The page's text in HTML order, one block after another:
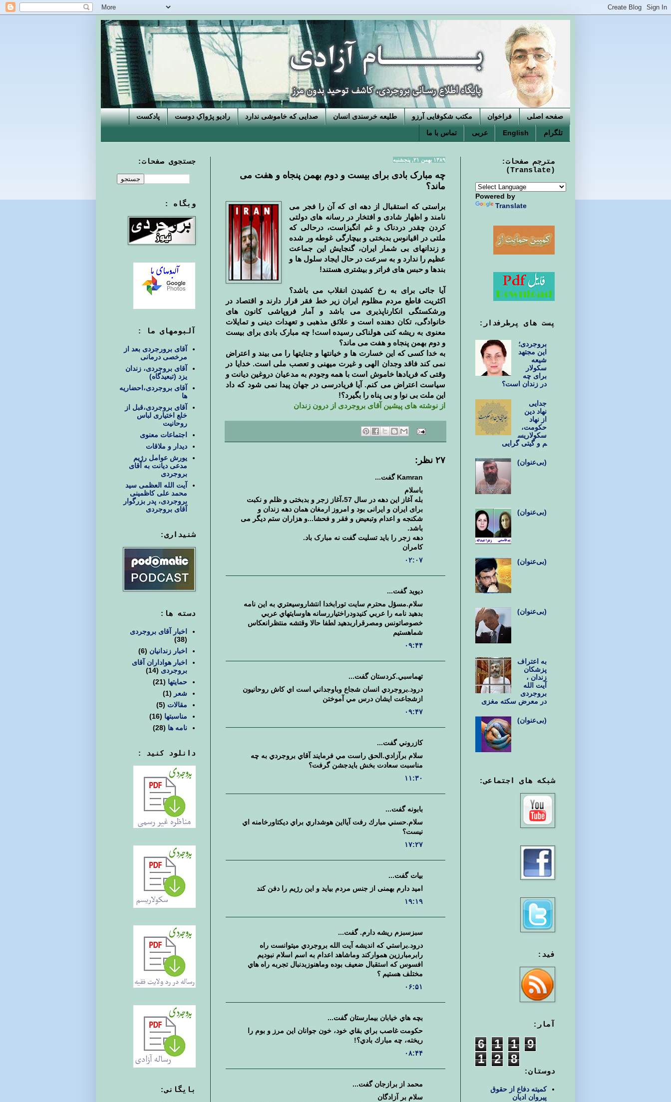
صفحه اصلی فراخوان مکتب شکوفایی آرزو طلیعه خرسندی انسان صدایی که خاموشی ندارد رادیو پژواکِ دوست پادکست
تلگرام English عربی تماس با ما
۱۳۸۹ بهمن ۲۱, پنجشنبه
چه مبارک بادی برای بیست و دوم بهمن پنجاه و هفت می
ماند؟
براستی که استقبال از دهه ای که آن را فجر می
نامند و اظهار شادی و افتخار در رسانه های دولتی
کردن چقدر دردناک و غم انگیزاست، درحالی که
ملتی در اقیانوس بدبختی و بیچارگی غوطه ور شده
و زندانهای بی شمار ایران، گنجایش این جماعت
عظیم را ندارد و به سرعت در حال ایجاد سلول ها و
بندها و حبس های فراتر و بیشتری هستند!
آیا جائی برای به رخ کشیدن انقلاب می باشد؟
اکثریت قاطع مردم مظلوم ایران زیر خط فقر قرار دارند و اقتصاد در
ورشکستگی انکارناپذیری می باشد و آمار فروپاشی کانون های
خانوادگی، تکان دهنده است و علائق مذهبی و تعهدات دینی و تمایلات
معنوی به ریشه کنی هولناکی رسیده است! چه مبارک بادی برای بیست
و دوم بهمن پنجاه و هفت می ماند؟
به خدا کسی که این خسارت ها و خیانتها و جنایتها را می بیند و اعتراض
نمی کند فاقد وجدان الهی و غیرت میهنی و تعصب ملی است. خدایا در
وقتی که فریادها خاموش است با همه وجودم به مدعیان دروغین دیانت و
سیاست اعتراض می کنم. آیا فریادرسی در جهان پیدا نمی شود که داد
این ملت بی نوا و بی پناه را بگیرد؟!
از نوشته های پیشین آقای بروجردی از درون زندان
۲۷ نظر:
Kamran گفت...
باسلام
بله آغاز این دهه در سال 57،آغاز زجر و بدبختی و ظلم و نکبت
برای ایران و ایرانی بود و امروز ارمغان همان دهه زندان و
شکنجه و اعدام وتبعیض و فقر و فحشا...و هزاران ستم دیگر می
باشد.
دهه زجر را باید تسلیت گفت نه مبارک باد.
کامران
۰۲:۰۷
ديويد گفت...
سلام.مسؤل محترم سايت تورابخدا انتشاروسيعتري به اين نامه
بدهيد نامه را عربي كنيدودراختياررسانه هاوسايتهاي عربي
خصوصاتونس ومصرقراربدهيد لطفا حالا وقتشه منتظرانعكاس
شماهستيم
۰۹:۴۴
تهماسبي.كردستان گفت...
درود.بروجردي انسان شجاع وباوجداني است اي كاش روحانيون
ازشجاعت ايشان درس مي آموختن
۰۹:۴۷
كازروني گفت...
سلام برآزادي.الحق راست مي فرمايند آقاي بروجردي به چه
مناسبت سعادت بخش بايدجشن گرفت؟
۱۱:۳۰
بابونه گفت...
سلام.حسني مبارك رفت آيااين هوشداري براي ديكتاورخامنه اي
نيست؟
۱۷:۲۷
بیات گفت...
امید دارم بهمنی از جنس مردم بیاید و این رژیم را دفن کند
۱۹:۱۹
سبزسبزم ريشه دارم. گفت...
درود.براستي كه انديشه آيت الله بروجردي ميتوانست راه
رابرمبارزين همواركند وماشاهد اعدام به اسم اسلام نبوديم
افسوس كه استقبال ضعيف بوده وماهنوزبدنبال تجربه راه هاي
مختلف هستيم ؟
۰۶:۵۱
بچه هاي خيابان بيمارستان گفت...
حكومت غاصب براي بقاي خود، خون جوانان اين مرز و بوم را
ريخته، چه مبارك بادي؟!
۰۸:۴۴
محمد از برازجان گفت...
سلام بر آزادگان
جستجوی صفحات:
وبگاه :
آلبومهای ما :
آقای برورجردی بعد از
مرخصی درمانی
آقای بروجردی، زندان
یزد (تبعیدگاه)
آقای بروجردی،احضاریه
ها
آقای بروجردی،قبل از
خلع اختیاری لباس
روحانیت
اجتماعات معنوی
دیدار و ملاقات
یورش عوامل رژیم
مدعی دیانت به آقای
بروجردی
آیت الله العظمی سید
محمد علی کاظمینی
بروجردی، پدر بزرگوار
آقای بروجردی
شنیداری:
دسته ها:
اخبار آقای بروجردی
(38)
اخبار زندانیان (6)
اخبار هواداران آقای
بروجردی (14)
حمایتها (21)
شعر (1)
مقالات (5)
مناسبتها (16)
نامه ها (28)
دانلود کنید :
بايگانی:
مترجم صفحات:
(Translate)
Powered by
Translate
پست های پرطرفدار:
بروجردی؛
این مجتهد
شیعه
سکولار
برای چه
در زندان است؟
جدایی
نهاد دین
از نهاد
حکومت،
سکولاریس
م و گیتی گرایی
(بی‌عنوان)
(بی‌عنوان)
(بی‌عنوان)
(بی‌عنوان)
به اعتراف
پزشکان
زندان ،
آیت الله
بروجردی
در معرض سکته مغزی
(بی‌عنوان)
شبکه های اجتماعی:
فید:
آمار:
6 1 1
9
1
2 8
دوستان:
کمیته دفاع از حقوق
پیروان ادیان